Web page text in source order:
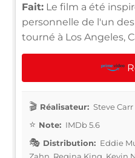
Fait: Le film a été
personnelle de l'un
tourné à Los Angeles,
Réalisateur: Steve Carr
Note: IMDb 5.6
Distribution: Eddie
Zahn, Regina King, Kevin